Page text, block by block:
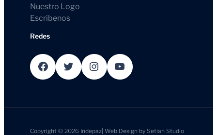
Nuestro Logo
Escribenos
Redes
Facebook Twitter Instagram YouTube
Copyright © 2026 Indepaz|Web Design bySetian Studio